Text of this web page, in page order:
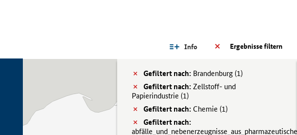
Ergebnisse filtern
Info
Gefiltert nach: Brandenburg (1)
Gefiltert nach: Zellstoff- und
Papierindustrie (1)
Gefiltert nach: Chemie (1)
Gefiltert nach: